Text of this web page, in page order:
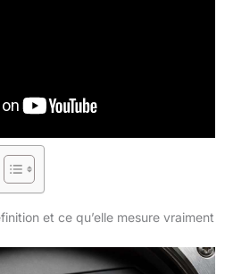
et ce qu’elle mesure vraiment